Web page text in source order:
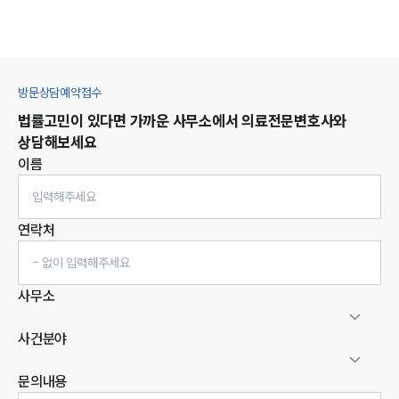
방문상담예약접수
법률고민이 있다면 가까운 사무소에서 의료전문변호사와
상담해보세요
이름
연락처
사무소
사건분야
문의내용